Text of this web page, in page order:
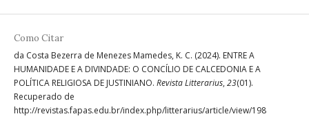
Como Citar
da Costa Bezerra de Menezes Mamedes, K. C. (2024). ENTRE A
HUMANIDADE E A DIVINDADE: O CONCÍLIO DE CALCEDONIA E A
POLÍTICA RELIGIOSA DE JUSTINIANO. Revista Litterarius, 23(01).
Recuperado de
http://revistas.fapas.edu.br/index.php/litterarius/article/view/198